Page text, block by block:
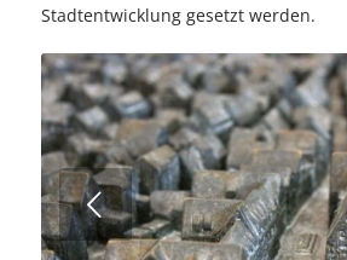
Stadtentwicklung gesetzt werden.
Weiter